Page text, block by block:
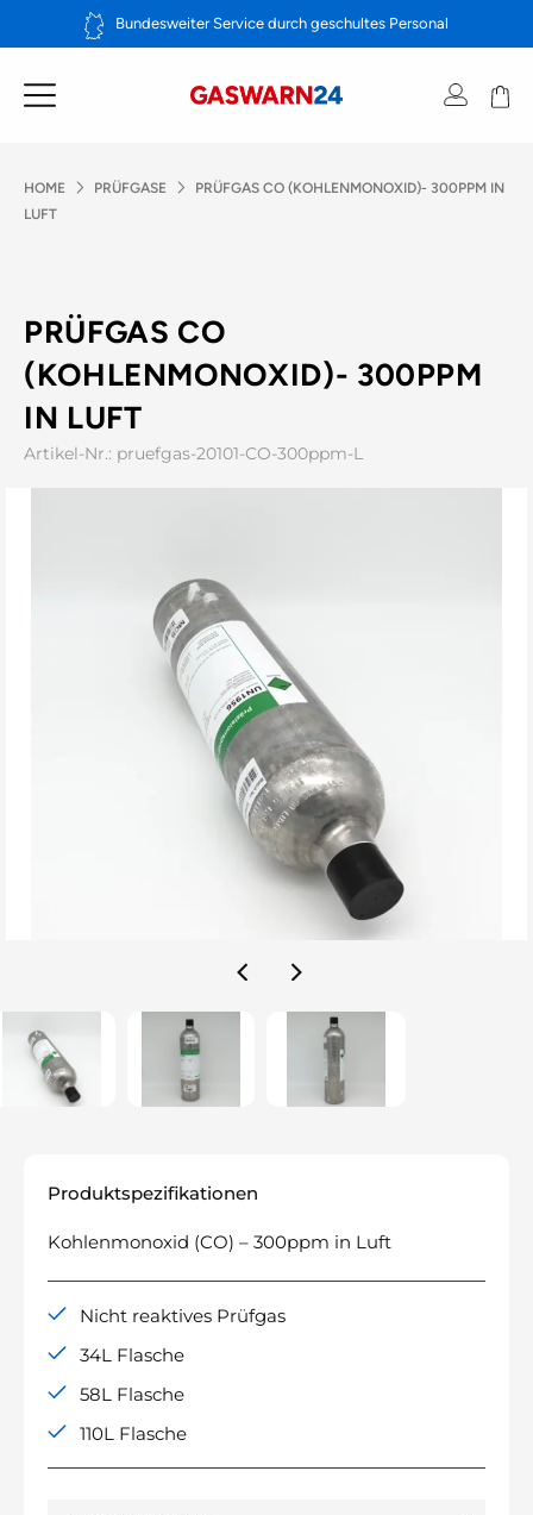
Inhalt
Bundesweiter Service durch geschultes Personal
HOME PRÜFGASE
PRÜFGAS CO (KOHLENMONOXID)- 300PPM IN
LUFT
PRÜFGAS CO
(KOHLENMONOXID)- 300PPM
IN LUFT
Artikel-Nr.: pruefgas-20101-CO-300ppm-L
Produktspezifikationen
Kohlenmonoxid (CO) – 300ppm in Luft
Nicht reaktives Prüfgas
34L Flasche
58L Flasche
110L Flasche